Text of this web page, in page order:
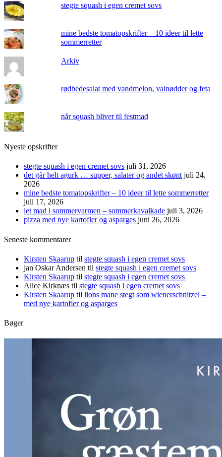
stegte squash i egen cremet sovs
mine bedste tomatopskrifter – 10 ideer til lette
sommerretter
Arkiv
rødbedesalat med vandmelon, valnødder og feta
når squash bliver til festmad
Nyeste opskrifter
stegte squash i egen cremet sovs juli 31, 2026
det går helt agurk … supper, salater og andet skønt juli 24,
2026
mine bedste tomatopskrifter – 10 ideer til lette sommerretter
juli 17, 2026
let mad i sommervarmen – sommerkavalkade juli 3, 2026
pizza med nye kartofler og asparges juni 26, 2026
Seneste kommentarer
Kirsten Skaarup til stegte squash i egen cremet sovs
jan Oskar Andersen til stegte squash i egen cremet sovs
Kirsten Skaarup til stegte squash i egen cremet sovs
Alice Kirknæs til stegte squash i egen cremet sovs
Kirsten Skaarup til lions mane stegt som wienerschnitzel –
med nye kartofler og asparges
Bøger